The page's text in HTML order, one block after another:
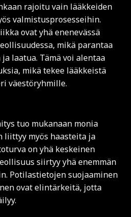
rajoitu vain lääkkeiden
valmistusprosesseihin.
ovat yhä enenevässä
mikä parantaa
laatua. Tämä voi alentaa
mikä tekee lääkkeistä
väestöryhmille.
tuo mukanaan monia
liittyy myös haasteita ja
on yhä keskeinen
siirtyy yhä enemmän
Potilastietojen suojaaminen
ovat elintärkeitä, jotta